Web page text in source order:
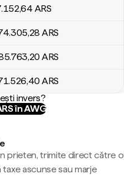
,64 ARS
,28 ARS
,20 ARS
,40 ARS
invers?
în AWG
prieten, trimite direct către o
taxe ascunse sau marje